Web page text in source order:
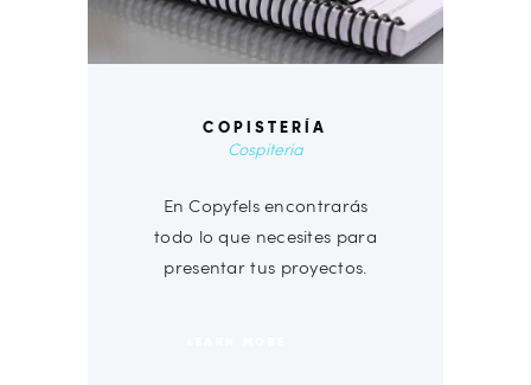
COPISTERÍA
Cospiteria
En Copyfels encontrarás
todo lo que necesites para
presentar tus proyectos.